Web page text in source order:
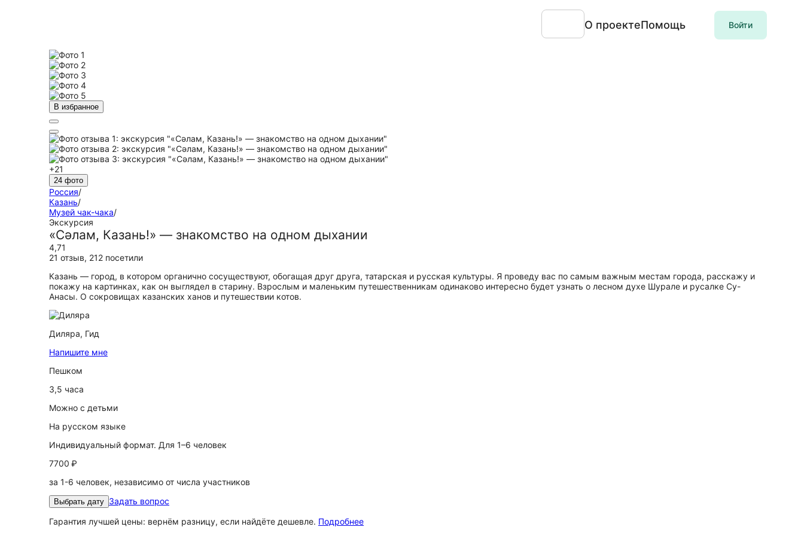
О проектеПомощь Войти
В избранное
+21
24 фото
Россия/
Казань/
Музей чак-чака/
Экскурсия
«Сәлам, Казань!» — знакомство на одном дыхании
4,71
21 отзыв, 212 посетили
Казань — город, в котором органично сосуществуют, обогащая друг друга, татарская и русская культуры. Я проведу вас по самым важным местам города, расскажу и
покажу на картинках, как он выглядел в старину. Взрослым и маленьким путешественникам одинаково интересно будет узнать о лесном духе Шурале и русалке Су-
Анасы. О сокровищах казанских ханов и путешествии котов.
Диляра, Гид
Напишите мне
Пешком
3,5 часа
Можно с детьми
На русском языке
Индивидуальный формат. Для 1–6 человек
7700 ₽
за 1-6 человек, независимо от числа участников
Выбрать дату Задать вопрос
Гарантия лучшей цены: вернём разницу, если найдёте дешевле. Подробнее